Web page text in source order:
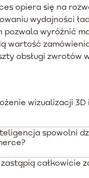
opiera się na
wydajności
pozwala wyróżnić
wartość
obsługi zwrotów
wizualizacji 3D
i zależą od
tworzenie
dodatkowego,
spowolni
działają poza
całkowicie